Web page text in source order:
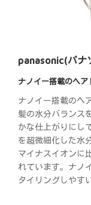
panasonic(パナ
ナノイー搭載のヘア
ナノイー搭載のヘ
髪の水分バランス
かな仕上がりにし
を超微細化した水
マイナスイオンに
れています。ナノ
タイリングしやす